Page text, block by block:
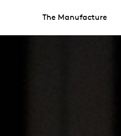
The Manufacture